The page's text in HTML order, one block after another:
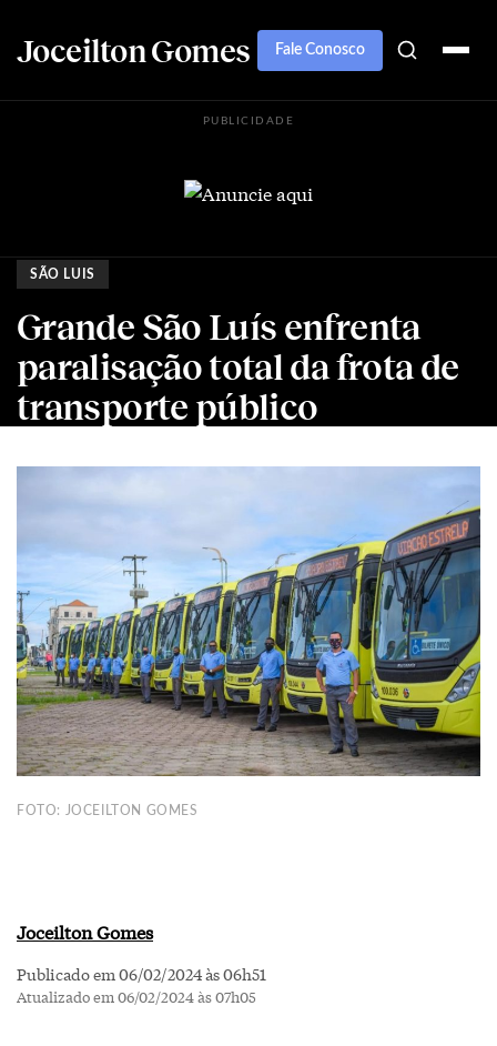
Joceilton Gomes Fale Conosco
PUBLICIDADE
SÃO LUIS
Grande São Luís enfrenta
paralisação total da frota de
transporte público
FOTO: JOCEILTON GOMES
Joceilton Gomes
Publicado em 06/02/2024 às 06h51
Atualizado em 06/02/2024 às 07h05